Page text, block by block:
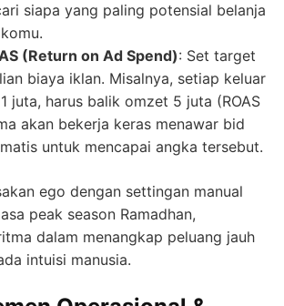
siapa yang paling potensial belanja
(Return on Ad Spend): Set target
biaya iklan. Misalnya, setiap keluar
juta, harus balik omzet 5 juta (ROAS
akan bekerja keras menawar bid
untuk mencapai angka tersebut.
ego dengan settingan manual
peak season Ramadhan,
dalam menangkap peluang jauh
intuisi manusia.